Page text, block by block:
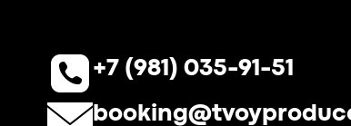
+7 (981) 035-91-51